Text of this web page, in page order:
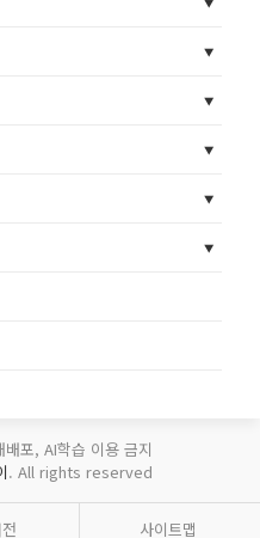
포, AI학습 이용 금지
. All rights reserved
사이트맵